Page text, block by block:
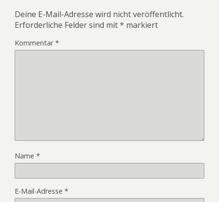
Deine E-Mail-Adresse wird nicht veröffentlicht.
Erforderliche Felder sind mit* markiert
Kommentar*
Name *
E-Mail-Adresse *